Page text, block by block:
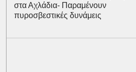
στα Αχλάδια- Παραμένουν
πυροσβεστικές δυνάμεις